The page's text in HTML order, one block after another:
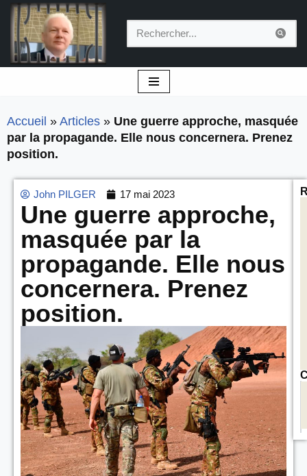
Aller
au
contenu
Accueil » Articles » Une guerre approche, masquée
par la propagande. Elle nous concernera. Prenez
position.
John PILGER 17 mai 2023
Une guerre approche,
masquée par la
propagande. Elle nous
concernera. Prenez
position.